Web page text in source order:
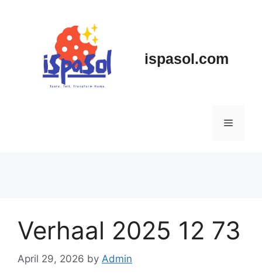
ispasol.com
Menu
Verhaal 2025 12 73
April 29, 2026 by Admin